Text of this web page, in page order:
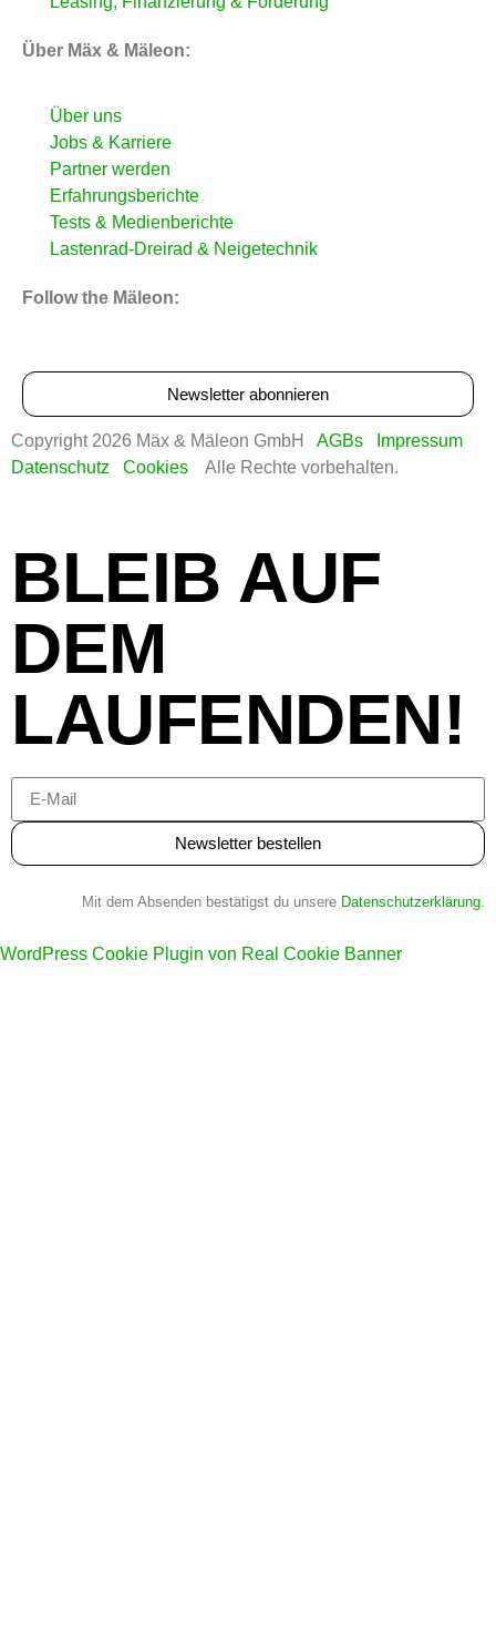
Über Mäx & Mäleon:
Über uns
Jobs & Karriere
Partner werden
Erfahrungsberichte
Tests & Medienberichte
Lastenrad-Dreirad & Neigetechnik
Follow the Mäleon:
Newsletter abonnieren
Copyright 2026 Mäx & Mäleon GmbH AGBs
Impressum
Datenschutz
Cookies Alle Rechte vorbehalten.
BLEIB AUF
DEM
LAUFENDEN!
Newsletter bestellen
Mit dem Absenden bestätigst du unsere Datenschutzerklärung
WordPress Cookie Plugin von Real Cookie Banner